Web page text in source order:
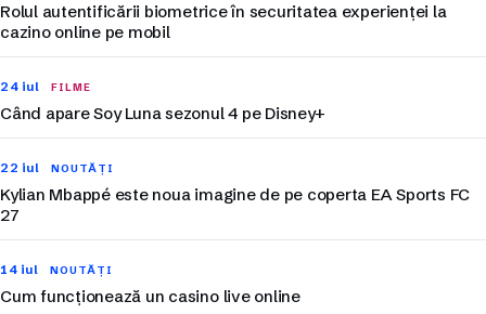
Rolul autentificării biometrice în securitatea experienței la
cazino online pe mobil
24 iul FILME
Când apare Soy Luna sezonul 4 pe Disney+
22 iul NOUTĂȚI
Kylian Mbappé este noua imagine de pe coperta EA Sports FC
27
14 iul NOUTĂȚI
Cum funcționează un casino live online